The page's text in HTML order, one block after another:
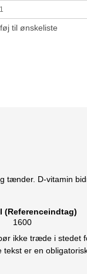
til ønskeliste
D-vitamin
(Referenceindtag)
ikke træde i
er en